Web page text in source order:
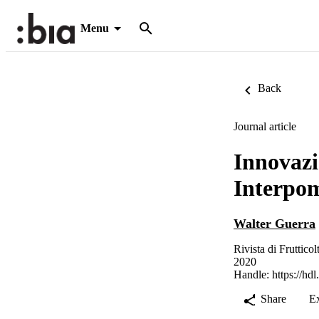
Menu
Back
Journal article
Walter Guerra
Rivista di
2020
Handle: https://
Share